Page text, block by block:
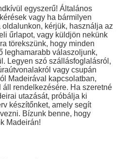
egyszerű! Általános
vagy ha bármilyen
kérjük, használja az
űrlapot, vagy küldjön nekünk
törekszünk, hogy minden
leghamarabb válaszoljunk,
Legyen szó szállásfoglalásról,
vagy csupán
Madeirával kapcsolatban,
rendelkezésére. Ha szeretné
utazását, próbálja ki
készítőnket, amely segít
Bízunk benne, hogy
Madeirán!